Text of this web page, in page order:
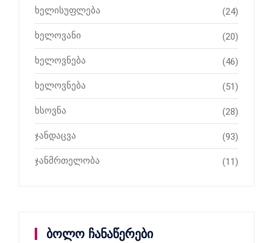
ხელისუფლება (24)
ხელოვანი (20)
ხელოვნება (46)
ხელოვნება (51)
ხსოვნა (28)
ჯანდაცვა (93)
ჯანმრთელობა (11)
ბოლო ჩანაწერები